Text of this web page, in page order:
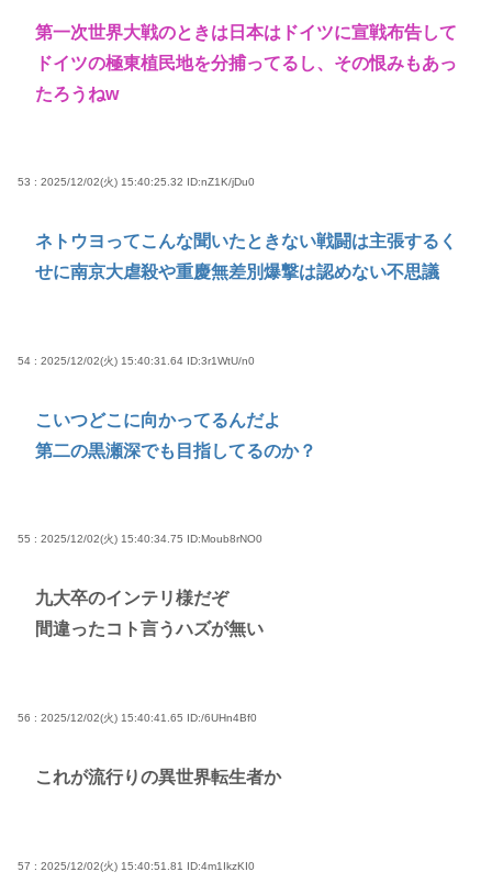
第一次世界大戦のときは日本はドイツに宣戦布告して
ドイツの極東植民地を分捕ってるし、その恨みもあっ
たろうねw
53 : 2025/12/02(火) 15:40:25.32 ID:nZ1K/jDu0
ネトウヨってこんな聞いたときない戦闘は主張するく
せに南京大虐殺や重慶無差別爆撃は認めない不思議
54 : 2025/12/02(火) 15:40:31.64 ID:3r1WtU/n0
こいつどこに向かってるんだよ
第二の黒瀬深でも目指してるのか？
55 : 2025/12/02(火) 15:40:34.75 ID:Moub8rNO0
九大卒のインテリ様だぞ
間違ったコト言うハズが無い
56 : 2025/12/02(火) 15:40:41.65 ID:/6UHn4Bf0
これが流行りの異世界転生者か
57 : 2025/12/02(火) 15:40:51.81 ID:4m1IkzKI0